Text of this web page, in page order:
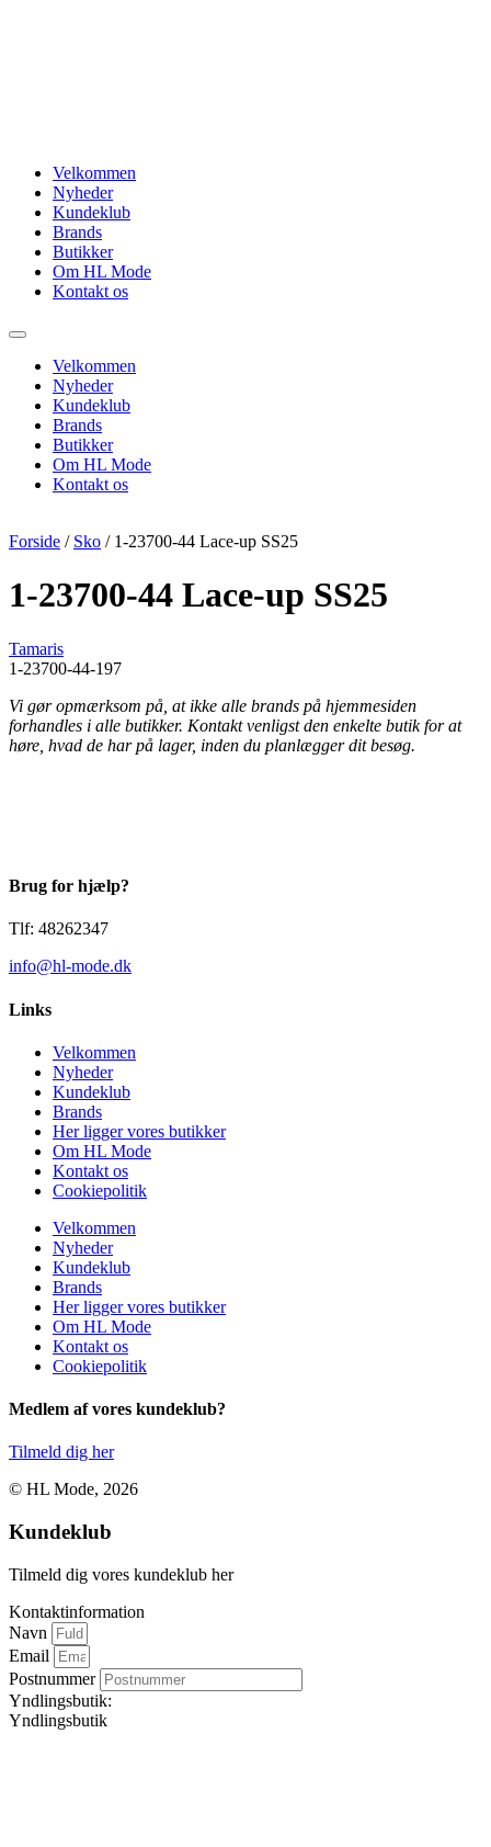
Velkommen
Nyheder
Kundeklub
Brands
Butikker
Om HL Mode
Kontakt os
Velkommen
Nyheder
Kundeklub
Brands
Butikker
Om HL Mode
Kontakt os
Forside / Sko / 1-23700-44 Lace-up SS25
1-23700-44 Lace-up SS25
Tamaris
1-23700-44-197
Vi gør opmærksom på, at ikke alle brands på hjemmesiden
forhandles i alle butikker. Kontakt venligst den enkelte butik for at
høre, hvad de har på lager, inden du planlægger dit besøg.
Brug for hjælp?
Tlf: 48262347
info@hl-mode.dk
Links
Velkommen
Nyheder
Kundeklub
Brands
Her ligger vores butikker
Om HL Mode
Kontakt os
Cookiepolitik
Velkommen
Nyheder
Kundeklub
Brands
Her ligger vores butikker
Om HL Mode
Kontakt os
Cookiepolitik
Medlem af vores kundeklub?
Tilmeld dig her
© HL Mode, 2026
Kundeklub
Tilmeld dig vores kundeklub her
Kontaktinformation
Navn
Email
Postnummer
Yndlingsbutik:
Yndlingsbutik